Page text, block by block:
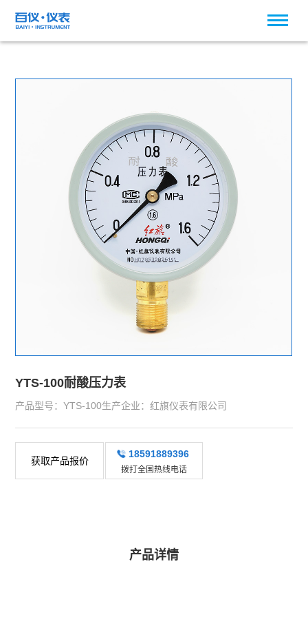
YTS-100耐酸压力表
产品型号：YTS-100生产企业：红旗仪表有限公司
获取产品报价
18591889396
拨打全国热线电话
产品详情